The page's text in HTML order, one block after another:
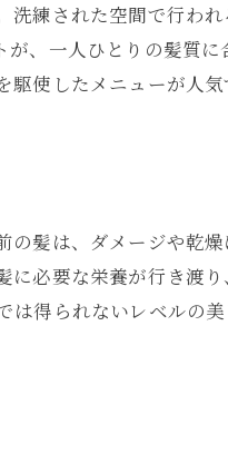
の選択肢
の全貌
報
ア
な髪の未来
練された空間で行わ
、一人ひとりの髪質
使したメニューが人
髪は、ダメージや乾
必要な栄養が行き渡
得られないレベルの